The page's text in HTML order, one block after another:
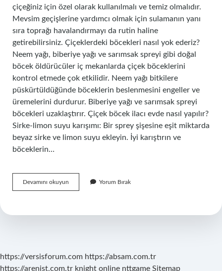
çiçeğiniz için özel olarak kullanılmalı ve temiz olmalıdır.
Mevsim geçişlerine yardımcı olmak için sulamanın yanı
sıra toprağı havalandırmayı da rutin haline
getirebilirsiniz. Çiçeklerdeki böcekleri nasıl yok ederiz?
Neem yağı, biberiye yağı ve sarımsak spreyi gibi doğal
böcek öldürücüler iç mekanlarda çiçek böceklerini
kontrol etmede çok etkilidir. Neem yağı bitkilere
püskürtüldüğünde böceklerin beslenmesini engeller ve
üremelerini durdurur. Biberiye yağı ve sarımsak spreyi
böcekleri uzaklaştırır. Çiçek böcek ilacı evde nasıl yapılır?
Sirke-limon suyu karışımı: Bir sprey şişesine eşit miktarda
beyaz sirke ve limon suyu ekleyin. İyi karıştırın ve
böceklerin…
Devamını okuyun Çiçeklere
Böcek
Ne
Yorum Bırak
https://versisforum.com https://absam.com.tr
https://arenist.com.tr knight online nttgame Sitemap